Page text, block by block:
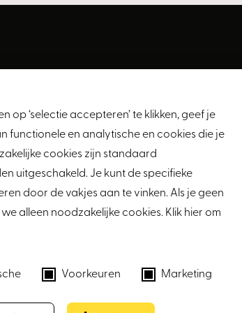
13
BA Prinsenbeek
Verkopen
Aankopen
op ‘selectie accepteren’ te klikken, geef je
functionele en analytische en cookies die je
cookies zijn standaard
uitgeschakeld. Je kunt de specifieke
door de vakjes aan te vinken. Als je geen
alleen noodzakelijke cookies. Klik hier om
Voorkeuren Marketing